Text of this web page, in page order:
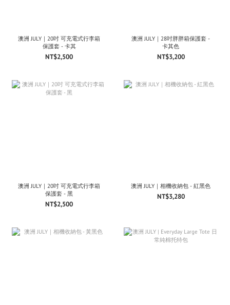
澳洲 JULY｜20吋 可充電式行李箱
保護套 - 卡其
NT$2,500
澳洲 JULY｜28吋胖胖箱保護套 -
卡其色
NT$3,200
澳洲 JULY｜20吋 可充電式行李箱
保護套 - 黑
NT$2,500
澳洲 JULY｜相機收納包 - 紅黑色
NT$3,280